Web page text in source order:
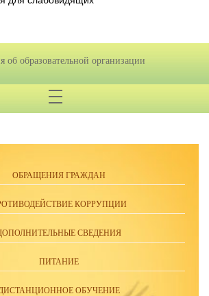
коррупции, для
ОБРАЩЕНИЯ ГРАЖДАН
КОРРУПЦИИ
СВЕДЕНИЯ
ПИТАНИЕ
ОБУЧЕНИЕ
об образовательной организации